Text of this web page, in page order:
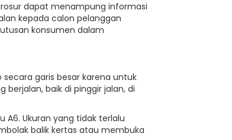
dapat menampung informasi
kepada calon pelanggan
konsumen dalam
garis besar karena untuk
baik di pinggir jalan, di
A6. Ukuran yang tidak terlalu
balik kertas atau membuka